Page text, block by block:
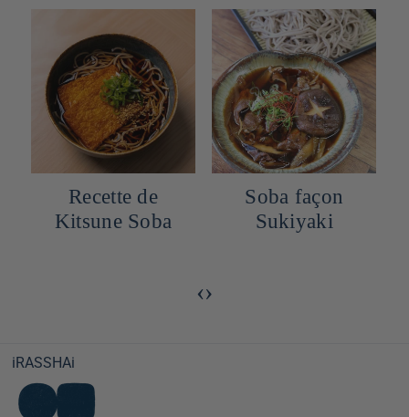
Recette de
Kitsune Soba
Soba façon
Sukiyaki
‹›
iRASSHAi